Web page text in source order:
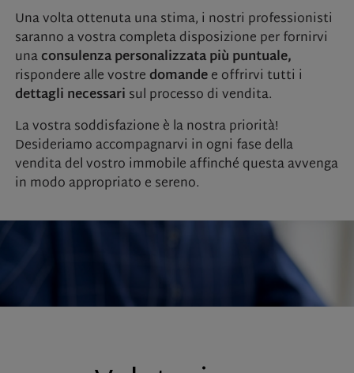
Una volta ottenuta una stima, i nostri professionisti
saranno a vostra completa disposizione per fornirvi
unaconsulenza personalizzata più puntuale,
rispondere alle vostredomandee offrirvi tutti i
dettagli necessari sul processo di vendita.
La vostra soddisfazione è la nostra priorità!
Desideriamo accompagnarvi in ogni fase della
vendita del vostro immobile affinché questa avvenga
in modo appropriato e sereno.